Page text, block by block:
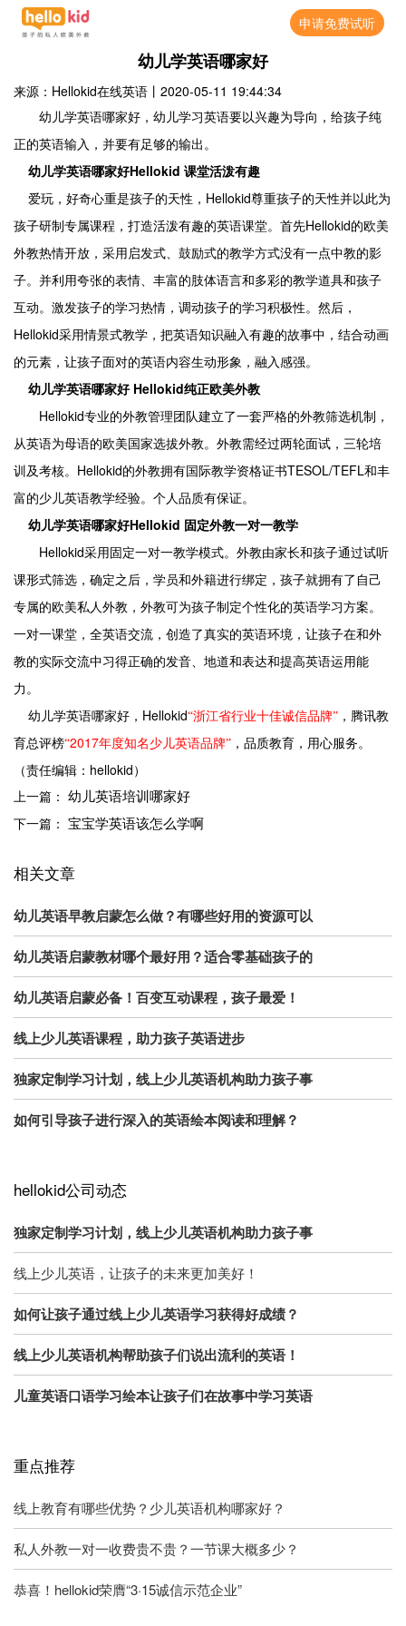
申请免费试听
幼儿学英语哪家好
来源：Hellokid在线英语 丨 2020-05-11 19:44:34
幼儿学英语哪家好，幼儿学习英语要以兴趣为导向，给孩子纯
正的英语输入，并要有足够的输出。
幼儿学英语哪家好Hellokid 课堂活泼有趣
爱玩，好奇心重是孩子的天性， Hellokid尊重孩子的天性并以此为
孩子研制专属课程，打造活泼有趣的英语课堂。首先Hellokid的欧美
外教热情开放，采用启发式、鼓励式的教学方式没有一点中教的影
子。并利用夸张的表情、丰富的肢体语言和多彩的教学道具和孩子
互动。激发孩子的学习热情，调动孩子的学习积极性。然后，
Hellokid采用情景式教学，把英语知识融入有趣的故事中，结合动画
的元素，让孩子面对的英语内容生动形象，融入感强。
幼儿学英语哪家好Hellokid纯正欧美外教
Hellokid专业的外教管理团队建立了一套严格的外教筛选机制，
从英语为母语的欧美国家选拔外教。外教需经过两轮面试，三轮培
训及考核。 Hellokid的外教拥有国际教学资格证书TESOL/TEFL和丰
富的少儿英语教学经验。个人品质有保证。
幼儿学英语哪家好Hellokid 固定外教一对一教学
Hellokid采用固定一对一教学模式。外教由家长和孩子通过试听
课形式筛选，确定之后，学员和外籍进行绑定，孩子就拥有了自己
专属的欧美私人外教，外教可为孩子制定个性化的英语学习方案。
一对一课堂，全英语交流，创造了真实的英语环境，让孩子在和外
教的实际交流中习得正确的发音、地道和表达和提高英语运用能
力。
幼儿学英语哪家好， Hellokid“浙江省行业十佳诚信品牌” ，腾讯教
育总评榜“2017年度知名少儿英语品牌” ，品质教育，用心服务。
（责任编辑：hellokid）
上一篇： 幼儿英语培训哪家好
下一篇： 宝宝学英语该怎么学啊
相关文章
幼儿英语早教启蒙怎么做？有哪些好用的资源可以
幼儿英语启蒙教材哪个最好用？适合零基础孩子的
幼儿英语启蒙必备！百变互动课程，孩子最爱！
线上少儿英语课程，助力孩子英语进步
独家定制学习计划，线上少儿英语机构助力孩子事
如何引导孩子进行深入的英语绘本阅读和理解？
hellokid公司动态
独家定制学习计划，线上少儿英语机构助力孩子事
线上少儿英语，让孩子的未来更加美好！
如何让孩子通过线上少儿英语学习获得好成绩？
线上少儿英语机构帮助孩子们说出流利的英语！
儿童英语口语学习绘本让孩子们在故事中学习英语
重点推荐
线上教育有哪些优势？少儿英语机构哪家好？
私人外教一对一收费贵不贵？一节课大概多少？
恭喜！hellokid荣膺“3·15诚信示范企业”